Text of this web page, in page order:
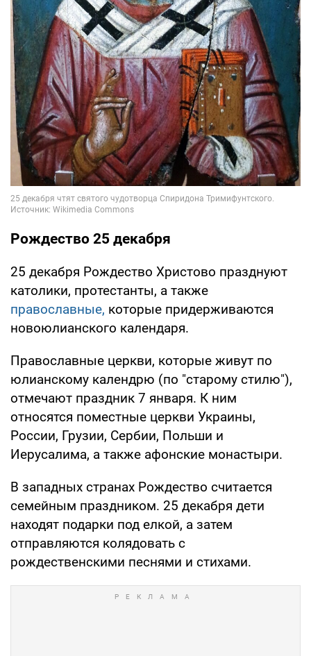
Рождество 25 декабря
25 декабря Рождество Христово празднуют
католики, протестанты, а также
православные, которые придерживаются
новоюлианского календаря.
Православные церкви, которые живут по
юлианскому календрю (по "старому стилю"),
отмечают праздник 7 января. К ним
относятся поместные церкви Украины,
России, Грузии, Сербии, Польши и
Иерусалима, а также афонские монастыри.
В западных странах Рождество считается
семейным праздником. 25 декабря дети
находят подарки под елкой, а затем
отправляются колядовать с
рождественскими песнями и стихами.